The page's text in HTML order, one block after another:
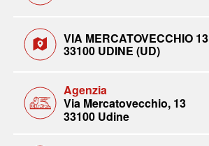
VIA MERCATOVECCHIO 13
33100 UDINE (UD)
Agenzia
Via Mercatovecchio, 13
33100 Udine